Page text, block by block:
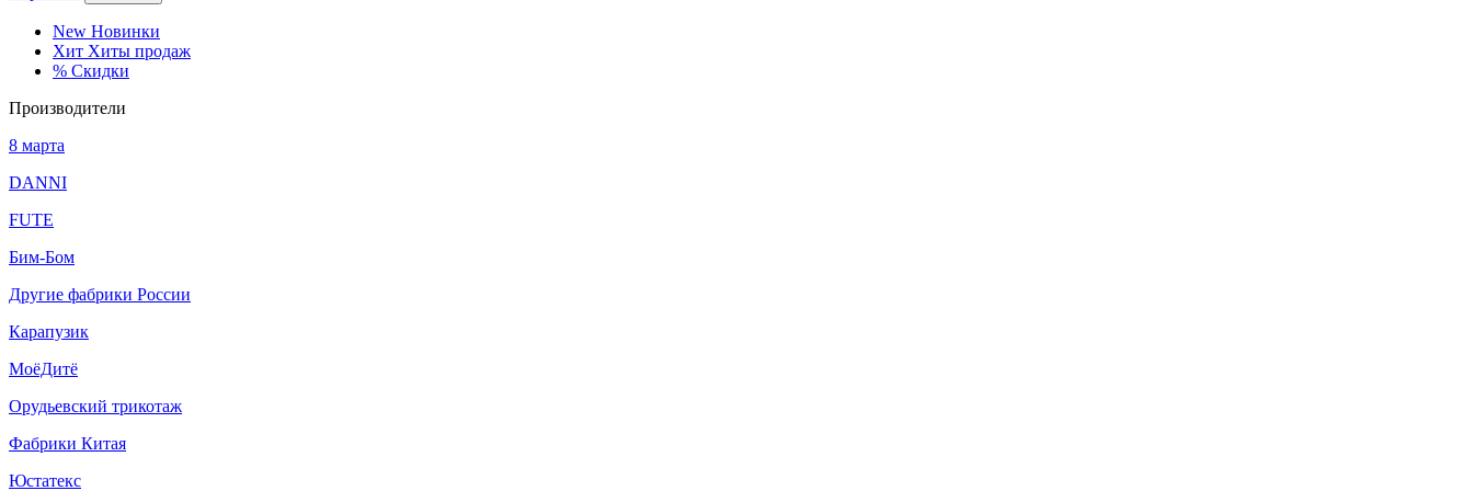
New Новинки
Хит Хиты продаж
% Скидки
Производители
8 марта
DANNI
FUTE
Бим-Бом
Другие фабрики России
Карапузик
МоёДитё
Орудьевский трикотаж
Фабрики Китая
Юстатекс